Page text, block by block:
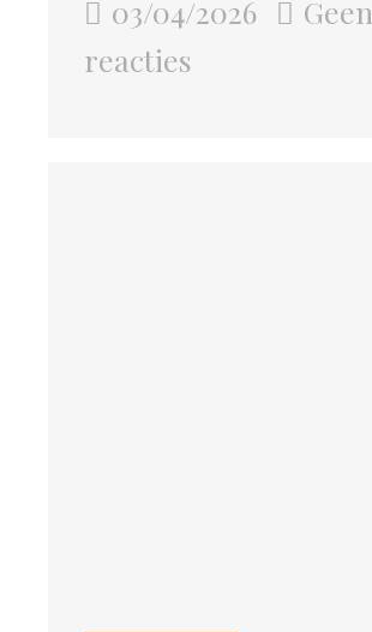
03/04/2026
Geen
reacties